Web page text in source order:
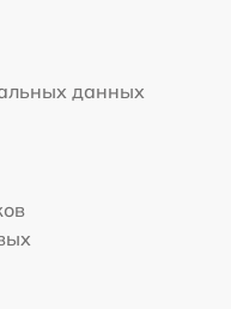
данных